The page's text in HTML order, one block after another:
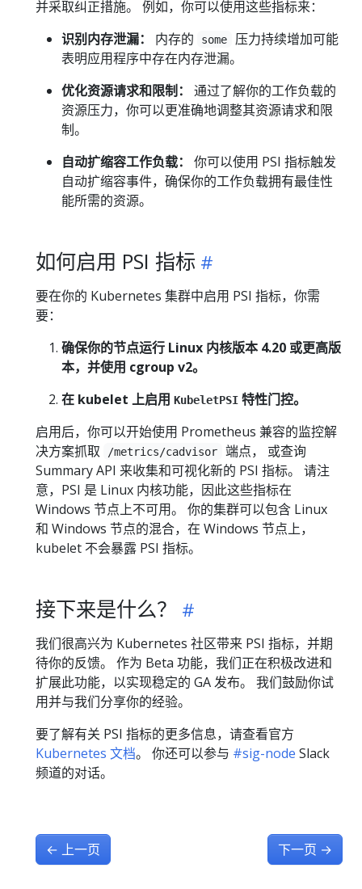
并采取纠正措施。 例如，你可以使用这些指标来：
识别内存泄漏：
内存的 some
压力持续增加可能
表明应用程序中存在内存泄漏。
优化资源请求和限制：
通过了解你的工作负载的
资源压力，你可以更准确地调整其资源请求和限
制。
自动扩缩容工作负载：
你可以使用 PSI 指标触发
自动扩缩容事件，确保你的工作负载拥有最佳性
能所需的资源。
如何启用 PSI 指标
要在你的 Kubernetes 集群中启用 PSI 指标，你需
要：
确保你的节点运行 Linux 内核版本 4.20 或更高版
本，并使用 cgroup v2。
在 kubelet 上启用 KubeletPSI 特性门控。
启用后，你可以开始使用 Prometheus 兼容的监控解
决方案抓取
/metrics/cadvisor
端点， 或查询
Summary API 来收集和可视化新的 PSI 指标。 请注
意，PSI 是 Linux 内核功能，因此这些指标在
Windows 节点上不可用。 你的集群可以包含 Linux
和 Windows 节点的混合，在 Windows 节点上，
kubelet 不会暴露 PSI 指标。
接下来是什么？
我们很高兴为 Kubernetes 社区带来 PSI 指标，并期
待你的反馈。 作为 Beta 功能，我们正在积极改进和
扩展此功能，以实现稳定的 GA 发布。 我们鼓励你试
用并与我们分享你的经验。
要了解有关 PSI 指标的更多信息，请查看官方
Kubernetes 文档。 你还可以参与 #sig-node Slack
频道的对话。
← 上一页 下一页 →